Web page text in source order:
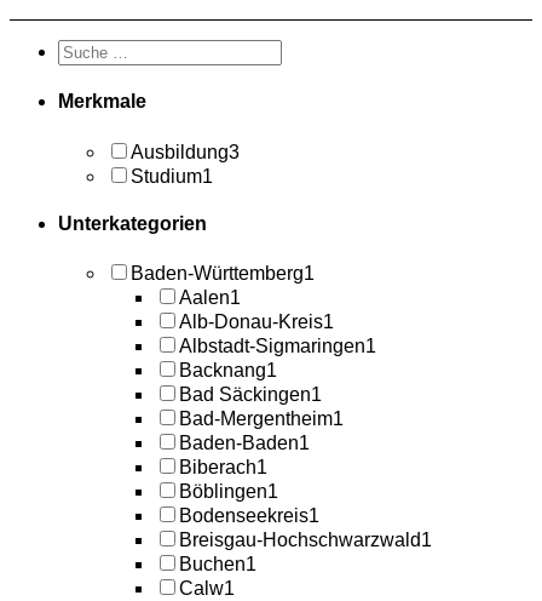
Merkmale
Ausbildung3
Studium1
Unterkategorien
Baden-Württemberg1
Aalen1
Alb-Donau-Kreis1
Albstadt-Sigmaringen1
Backnang1
Bad Säckingen1
Bad-Mergentheim1
Baden-Baden1
Biberach1
Böblingen1
Bodenseekreis1
Breisgau-Hochschwarzwald1
Buchen1
Calw1